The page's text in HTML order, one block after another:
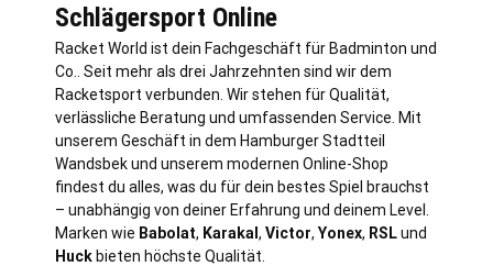
Schlägersport Online
Racket World ist dein Fachgeschäft für Badminton und
Co.. Seit mehr als drei Jahrzehnten sind wir dem
Racketsport verbunden. Wir stehen für Qualität,
verlässliche Beratung und umfassenden Service. Mit
unserem Geschäft in dem Hamburger Stadtteil
Wandsbek und unserem modernen Online-Shop
findest du alles, was du für dein bestes Spiel brauchst
– unabhängig von deiner Erfahrung und deinem Level.
Marken wie Babolat, Karakal , Victor, Yonex, RSLund
Huck bieten höchste Qualität.